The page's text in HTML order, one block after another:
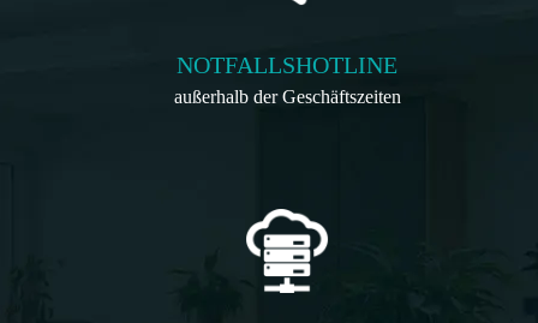
NOTFALLSHOTLINE
außerhalb der Geschäftszeiten